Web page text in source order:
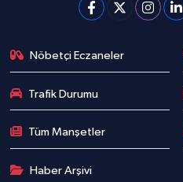
Nöbetçi Eczaneler
Trafik Durumu
Tüm Manşetler
Haber Arşivi